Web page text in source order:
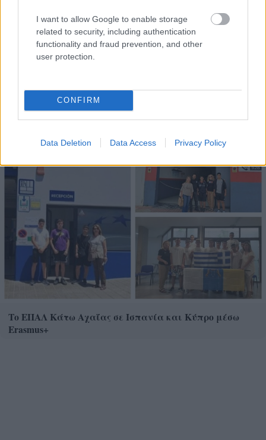
I want to allow Google to enable storage
related to security, including authentication
functionality and fraud prevention, and other
user protection.
CONFIRM
Data Deletion Data Access Privacy Policy
Η Google ΑΙ ο Hassabis και η δήλωση για την θεραπεία
του καρκίνου που εξηγεί τις αλλαγές στην κορυφή
Το ΕΠΑΛ Κάτω Αχαΐας σε Ισπανία και Κύπρο μέσω
Erasmus+